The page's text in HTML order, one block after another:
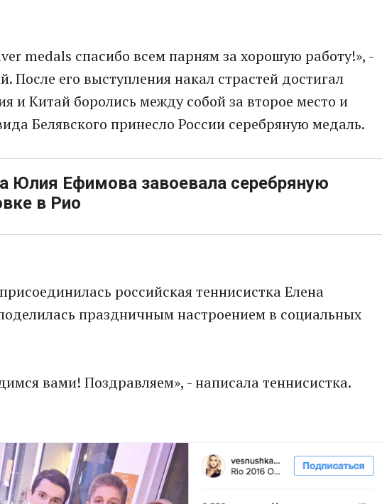
medals спасибо всем парням за хорошую работу!», -
После его выступления накал страстей достигал
и Китай боролись между собой за второе место и
Белявского принесло России серебряную медаль.
Юлия Ефимова завоевала серебряную
в Рио
российская теннисистка Елена
праздничным настроением в социальных
вами! Поздравляем», - написала теннисистка.